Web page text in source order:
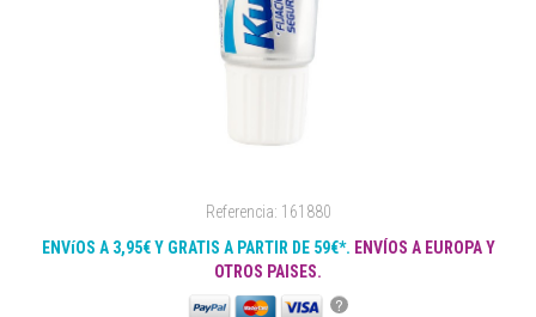
Referencia: 161880
ENVíOS A 3,95€ Y GRATIS A PARTIR DE 59€*. ENVÍOS A EUROPA Y
OTROS PAISES.
?